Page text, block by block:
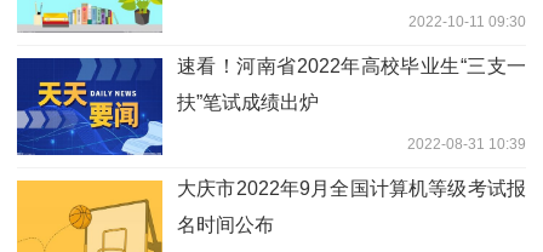
2022-10-11 09:30
速看！河南省2022年高校毕业生“三支一
扶”笔试成绩出炉
2022-08-31 10:39
大庆市2022年9月全国计算机等级考试报
名时间公布